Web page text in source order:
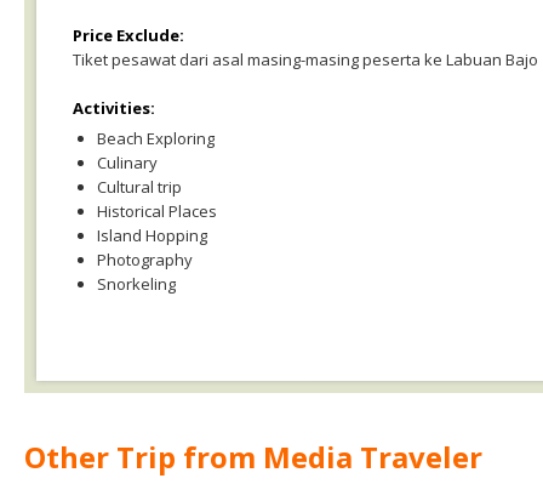
Price Exclude:
Tiket pesawat dari asal masing-masing peserta ke Labuan Bajo
Activities:
Beach Exploring
Culinary
Cultural trip
Historical Places
Island Hopping
Photography
Snorkeling
Other Trip from Media Traveler